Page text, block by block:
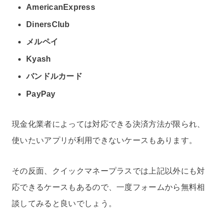
AmericanExpress
DinersClub
メルペイ
Kyash
バンドルカード
PayPay
現金化業者によっては対応できる決済方法が限られ、
使いたいアプリが利用できないケースもあります。
その反面、クイックマネープラスでは上記以外にも対
応できるケースもあるので、一度フォームから無料相
談してみると良いでしょう。